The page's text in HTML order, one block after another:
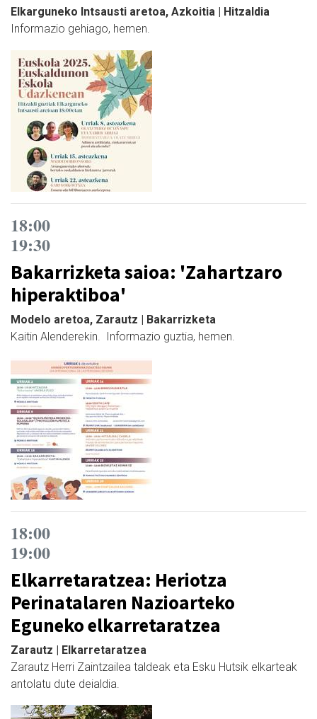
Elkarguneko Intsausti aretoa, Azkoitia | Hitzaldia
Informazio gehiago, hemen.
18:00
19:30
Bakarrizketa saioa: 'Zahartzaro
hiperaktiboa'
Modelo aretoa, Zarautz | Bakarrizketa
Kaitin Alenderekin. Informazio guztia, hemen.
18:00
19:00
Elkarretaratzea: Heriotza
Perinatalaren Nazioarteko
Eguneko elkarretaratzea
Zarautz | Elkarretaratzea
Zarautz Herri Zaintzailea taldeak eta Esku Hutsik elkarteak
antolatu dute deialdia.